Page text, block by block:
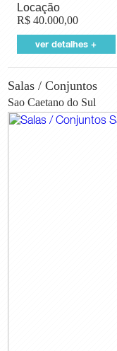
Locação
R$40.000,00
ver detalhes +
Salas / Conjuntos
Sao Caetano do Sul